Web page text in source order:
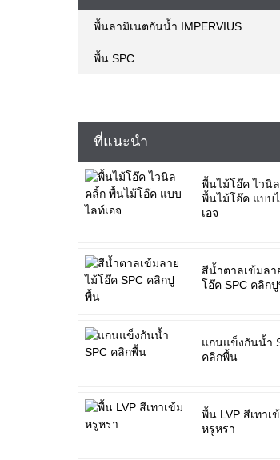
พื้นลามิเนตกันน้ำ IMPERVIUS
พื้น SPC
ที่แนะนำ
พื้นไม้โอ๊ค ไวนิ
พื้นไม้โอ๊ค แบบ
เอจ
สีน้ำตาลเข้มลา
โอ๊ค SPC คลิก
แกนแข็งกันน้ำ
คลิกพื้น
พื้น LVP สีเทาเ
หรูหรา